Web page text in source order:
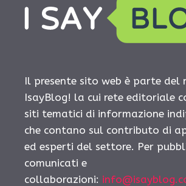
Il presente sito web è parte del
IsayBlog! la cui rete editoriale
siti tematici di informazione
che contano sul contributo di
ed esperti del settore. Per
comunicati e
collaborazioni: